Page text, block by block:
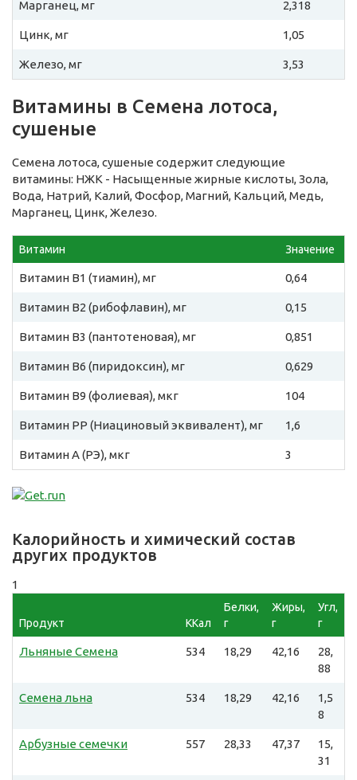
Марганец, мг 2,318
Цинк, мг 1,05
Железо, мг 3,53
Витамины в Семена лотоса,
сушеные
Семена лотоса, сушеные содержит следующие
витамины: НЖК - Насыщенные жирные кислоты, Зола,
Вода, Натрий, Калий, Фосфор, Магний, Кальций, Медь,
Марганец, Цинк, Железо.
Витамин Значение
Витамин B1 (тиамин), мг 0,64
Витамин B2 (рибофлавин), мг 0,15
Витамин B3 (пантотеновая), мг 0,851
Витамин B6 (пиридоксин), мг 0,629
Витамин B9 (фолиевая), мкг 104
Витамин PP (Ниациновый эквивалент), мг 1,6
Витамин A (РЭ), мкг 3
Калорийность и химический состав
других продуктов
1
Продукт ККал
Белки,
г
Жиры,
г
Угл,
г
Льняные Семена 534 18,29 42,16
28,
88
Семена льна 534 18,29 42,16
1,5
8
Арбузные семечки 557 28,33 47,37
15,
31